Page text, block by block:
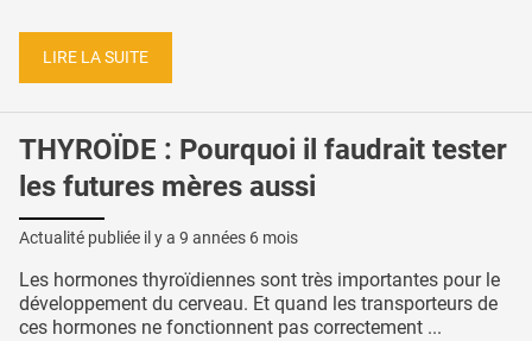
LIRE LA SUITE
THYROÏDE : Pourquoi il faudrait tester
les futures mères aussi
Actualité publiée il y a 9 années 6 mois
Les hormones thyroïdiennes sont très importantes pour le
développement du cerveau. Et quand les transporteurs de
ces hormones ne fonctionnent pas correctement ...